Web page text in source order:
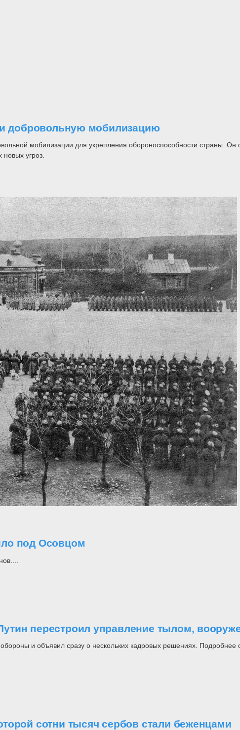
добровольную мобилизацию
мобилизации для укрепления обороноспособности страны.
новых угроз.
под Осовцом
перестроил управление тылом,
и объявил сразу о нескольких кадровых решениях.
сотни тысяч сербов стали беженцами